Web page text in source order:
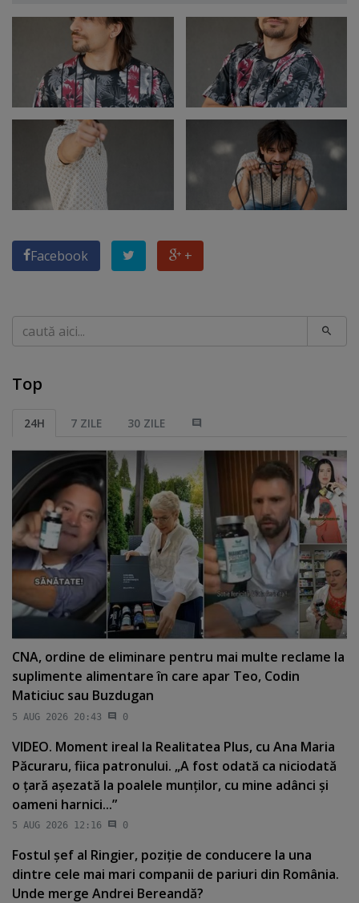
Facebook +
Caută
Top
24H 7 ZILE 30 ZILE
CNA, ordine de eliminare pentru mai multe reclame la
suplimente alimentare în care apar Teo, Codin
Maticiuc sau Buzdugan
5 AUG 2026 20:43 0
VIDEO. Moment ireal la Realitatea Plus, cu Ana Maria
Păcuraru, fiica patronului. „A fost odată ca niciodată
o ţară aşezată la poalele munţilor, cu mine adânci şi
oameni harnici...”
5 AUG 2026 12:16 0
Fostul şef al Ringier, poziţie de conducere la una
dintre cele mai mari companii de pariuri din România.
Unde merge Andrei Bereandă?